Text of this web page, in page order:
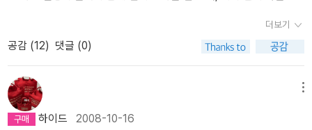
는 데, 이들의 경우는 전혀 아닌 것 같다. 반대로 키티의 엄마는 어땠
을까. 자신보다 남편이 먼저 죽었다면 그녀 역시 해방감에 몸을 떨었
을까? 이쯤되면 남녀를 결혼으로 묶는 것은 매우 실용적인 제도임에
도 불구하고, 인간적인 면에서는 몹시 몹쓸 것이지 말입니다.
게 자란 것도 당연하지 않겠는가. 서머셋 몸은 남편의 성공을 통해서
만 자아실현을 하려는 당시의 여자들이 못마땅하게 생각했던것 같다.
<달과 6펜스>에서도 남자만 바라보는 독립적이지 못한 여자들을 안
좋게 생각하는 그의 생각이 드러났던게 언뜻 기억난다. 역병의 한 가
운데서 이성을 잃지 않고 죽어가는 병사들과 고아들을 돌보는 수녀들
을 보며 키티는 무한한 경외심과 알 수 없는, 그러나 자신에게는 없는
로 일찌감치 선언한 바 있다. 그러나 몸의 소설들은 그렇지 않다. 새털
같은 여생 중에 하필 심심한 날이 있으면 기꺼이 책장에서 다시 꺼내
읽어볼 만하니까. 이 책도 재미 측면에선 시작부터 보통이 아니다. 두
영국인, 한 명은 ‘키티’라는 이름의 스물여섯 먹은 새댁. 또 한 명은 마
흔 살의 건장하고 멋지게 생긴 찰스 타운센드. 현재 직함이 영국령 홍
콩의 부총독. 못하는 운동이 없고, 진정한 춤꾼에다가 능수능란한 화
에서 여자들이 모여 왜 결혼했는가,를 주제로 말할 때, 나는 명쾌하게
아이가 갖고 싶어서,라고 대답했다. 사랑이나, 사랑하는 사람과 헤어
지기 싫어서는 나의 이유가 아니었다. 뭐 사는 거야 살면 되잖아? 그
런데 아이를 갖는 건 뭔가 강경한 계약이 필요해,라는 태도가 내게 있
었다. 아마도 영화가 개봉할 즈음 책을 사서 읽은 거 같다. 무언가 젊
은 여성에게 주는 교훈서 같은 인상을 받는다. 아름다움과 젊음으로
더보기
공감 (12) 댓글 (0)
하이드 2008-10-16